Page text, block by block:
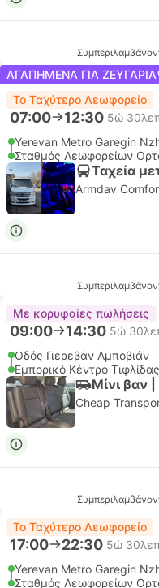
ΑΓΑΠΗΜΈΝΑ ΓΙΑ ΖΕΥΓΆΡΙΑ
Το Ταχύτερο Λεωφορείο
07:00 12:30 5ώ
Yerevan Metro Garegin
Σταθμός Λεωφορείων
Ταχεία
Armdav
Με κορυφαίες πωλήσεις
09:00 14:30 5ώ
Οδός Γιερεβάν Αμποβιάν
Εμπορικό Κέντρο Τιφλίδας
Μίνι βαν
Cheap
Το Ταχύτερο Λεωφορείο
17:00 22:30 5ώ
Yerevan Metro Garegin
Σταθμός Λεωφορείων